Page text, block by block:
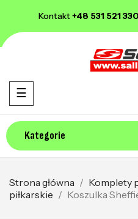
Kontakt+48 531 521 330
Kategorie
Toggle navigation
☰
Strona główna Komplety
piłkarskie
Koszulka